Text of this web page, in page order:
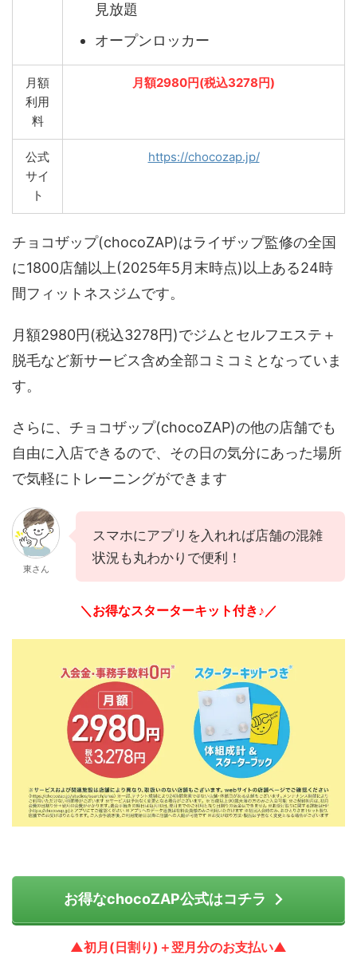
見放題
オープンロッカー
月額
利用
料
月額2980円(税込3278円)
公式
サイ
ト
https://chocozap.jp/
チョコザップ(chocoZAP)はライザップ監修の全国
に1800店舗以上(2025年5月末時点)以上ある24時
間フィットネスジムです。
月額2980円(税込3278円)でジムとセルフエステ＋
脱毛など新サービス含め全部コミコミとなっていま
す。
さらに、チョコザップ(chocoZAP)の他の店舗でも
自由に入店できるので、その日の気分にあった場所
で気軽にトレーニングができます
東さん
スマホにアプリを入れれば店舗の混雑
状況も丸わかりで便利！
＼お得なスターターキット付き♪／
お得なchocoZAP公式はコチラ
▲初月(日割り)＋翌月分のお支払い▲